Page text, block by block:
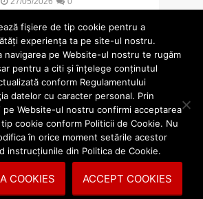
Protected: CASA STARLING –
Capitol bonus
11/04/2025 0
Nemira prezintă „Restul”,
prima carte dintr-o trilogie
semnată de poeta Svetlana
Cârstean
06/02/2025
Nemira Fiction redeschide
fişiere de tip cookie pentru a
experiența ta pe site-ul nostru.
navigarea pe Website-ul nostru te rugăm
pentru a citi și înțelege conținutul
conform Regulamentului
datelor cu caracter personal. Prin
pe Website-ul nostru confirmi acceptarea
cookie conform Politicii de Cookie. Nu
în orice moment setările acestor
instrucțiunile din Politica de Cookie.
ACCEPT COOKIES
COOKIES